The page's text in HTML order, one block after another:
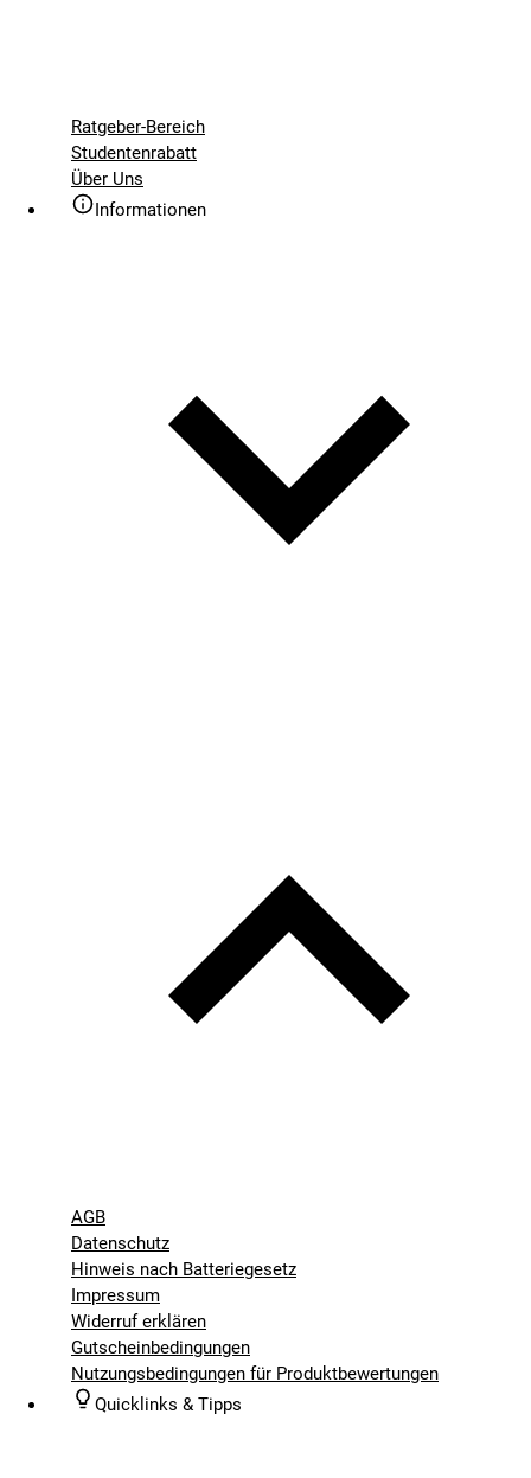
Ratgeber-Bereich
Studentenrabatt
Über Uns
Informationen
AGB
Datenschutz
Hinweis nach Batteriegesetz
Impressum
Widerruf erklären
Gutscheinbedingungen
Nutzungsbedingungen für Produktbewertungen
Quicklinks & Tipps